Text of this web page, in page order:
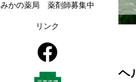
みかの薬局 薬剤師募集中
リンク
ヘ